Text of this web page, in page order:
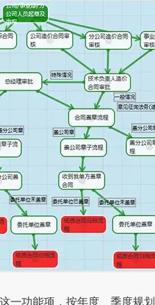
一功能项，按年度、季度规划